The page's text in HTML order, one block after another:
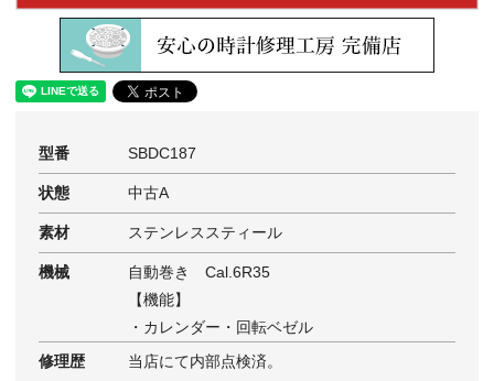
型番 SBDC187
状態 中古A
素材 ステンレススティール
機械
自動巻き Cal.6R35
【機能】
・カレンダー・回転ベゼル
修理歴
当店にて内部点検済。